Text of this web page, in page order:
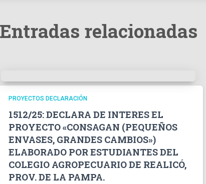
Entradas relacionadas
PROYECTOS DECLARACIÓN
1512/25: DECLARA DE INTERES EL
PROYECTO «CONSAGAN (PEQUEÑOS
ENVASES, GRANDES CAMBIOS»)
ELABORADO POR ESTUDIANTES DEL
COLEGIO AGROPECUARIO DE REALICÓ,
PROV. DE LA PAMPA.